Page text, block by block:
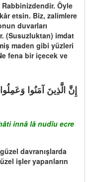
Rabbinizdendir. Öyle
etsin. Biz, zalimlere
duvarları
(Susuzluktan) imdat
maden gibi yüzleri
fena bir içecek ve
innâ lâ nudîu ecre
davranışlarda
işler yapanların